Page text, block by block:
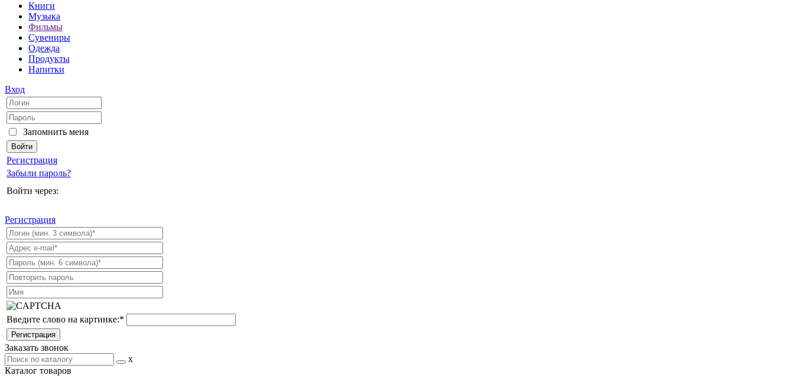
Книги
Музыка
Фильмы
Сувениры
Одежда
Продукты
Напитки
Вход
Запомнить меня
Регистрация
Забыли пароль?
Войти через:
Регистрация
Введите слово на картинке:*
Заказать звонок
x
Каталог товаров